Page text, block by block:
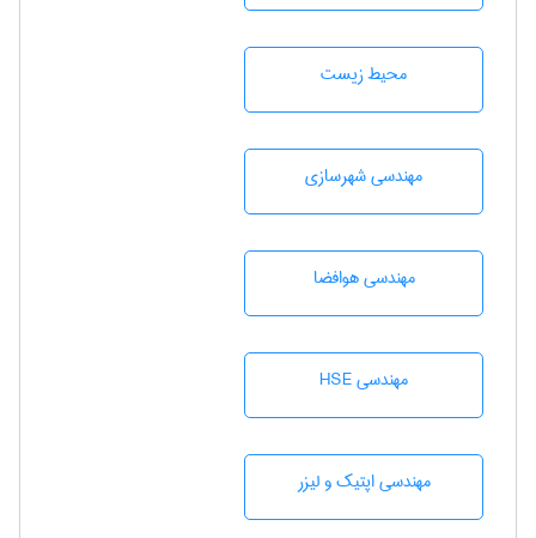
محيط زيست
مهندسی شهرسازی
مهندسی هوافضا
مهندسی HSE
مهندسی اپتیک و لیزر